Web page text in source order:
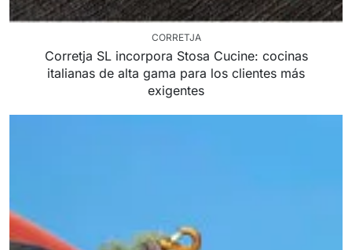
CORRETJA
Corretja SL incorpora Stosa Cucine: cocinas
italianas de alta gama para los clientes más
exigentes